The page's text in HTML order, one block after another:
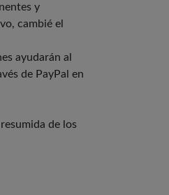
y
cambié el
ayudarán al
de PayPal en
de los